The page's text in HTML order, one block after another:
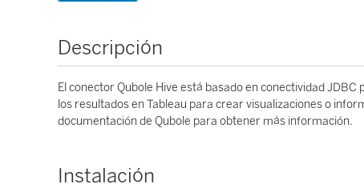
Descripción
El conector Qubole Hive está basado en conectividad
los resultados en Tableau para crear visualizaciones o
documentación de Qubole para obtener más información.
Instalación